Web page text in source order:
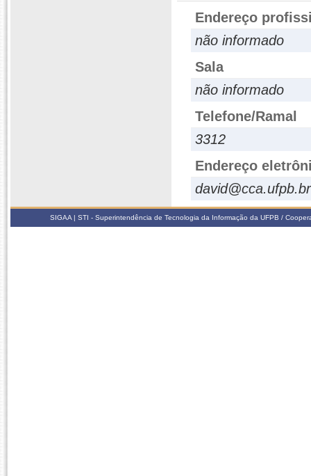
Endereço
não informado
Sala
não informado
Telefone/Ramal
3312
Endereço
david@cca.ufpb.br
SIGAA | STI - Superintendência de Tecnologia da Informação da UFPB /